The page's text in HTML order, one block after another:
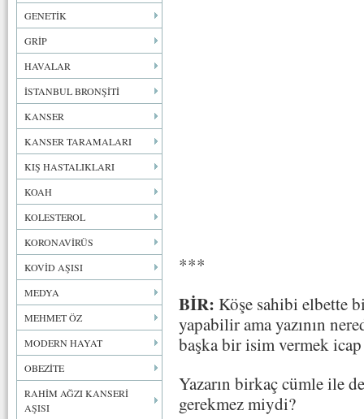
GENETİK
GRİP
HAVALAR
İSTANBUL BRONŞİTİ
KANSER
KANSER TARAMALARI
KIŞ HASTALIKLARI
KOAH
KOLESTEROL
KORONAVİRÜS
KOVİD AŞISI
MEDYA
MEHMET ÖZ
MODERN HAYAT
OBEZİTE
RAHİM AĞZI KANSERİ
AŞISI
***
BİR: Köşe sahibi elbette
yapabilir ama yazının
başka bir isim vermek icap
Yazarın birkaç cümle ile
gerekmez miydi?